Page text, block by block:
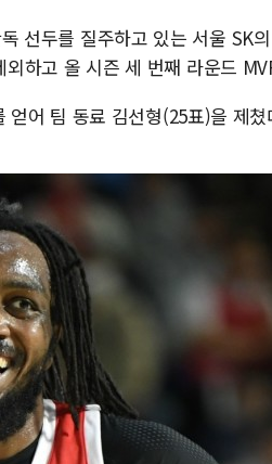
선두를 질주하고 있는 서울 SK
하고 올 시즌 세 번째 라운드
어 팀 동료 김선형(25표)을 제